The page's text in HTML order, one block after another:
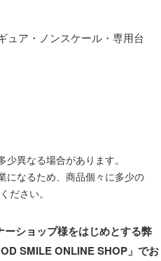
ュア・ノンスケール・専用台
異なる場合があります。
になるため、商品個々に多少の
ださい。
ショップ様をはじめとする弊
SMILE ONLINE SHOP」でお